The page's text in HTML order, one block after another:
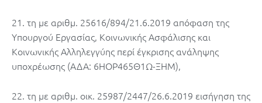
21. τη με αριθμ. 25616/894/21.6.2019 απόφαση της
Υπουργού Εργασίας, Κοινωνικής Ασφάλισης και
Κοινωνικής Αλληλεγγύης περί έγκρισης ανάληψης
υποχρέωσης (ΑΔΑ: 6ΗΟΡ465Θ1Ω-ΞΗΜ),
22. τη με αριθμ. οικ. 25987/2447/26.6.2019 εισήγηση της